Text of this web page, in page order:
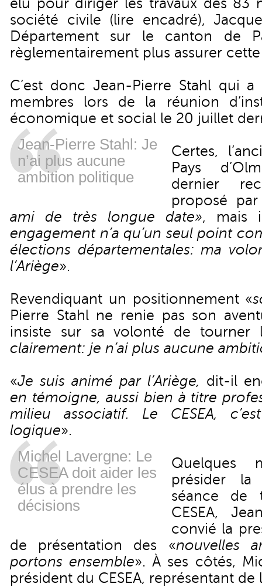
élu pour diriger les travaux des 83
société civile (lire encadré),
Département sur le canton de
règlementairement plus assurer
C’est donc Jean-Pierre Stahl qui
membres lors de la réunion
économique et social le 20 juillet
Jean-Pierre Stahl: Je
n’ai plus aucune
ambition politique
Certes,
Pays
dernier
proposé
ami de très longue date», mais
engagement n’a qu’un seul point
élections départementales: ma
l’Ariège».
Revendiquant un positionnement «
Pierre Stahl ne renie pas son
insiste sur sa volonté de tourner
clairement: je n’ai plus aucune
«Je suis animé par l’Ariège, dit-il
en témoigne, aussi bien à titre
milieu associatif. Le CESEA,
logique».
Michel Lavergne: Le
CESEA doit aider les
élus à prendre les
décisions
Quelques
présider la
séance de
CESEA,
convié la
de présentation des «nouvelles
portons ensemble». À ses côtés,
président du CESEA, représentant de